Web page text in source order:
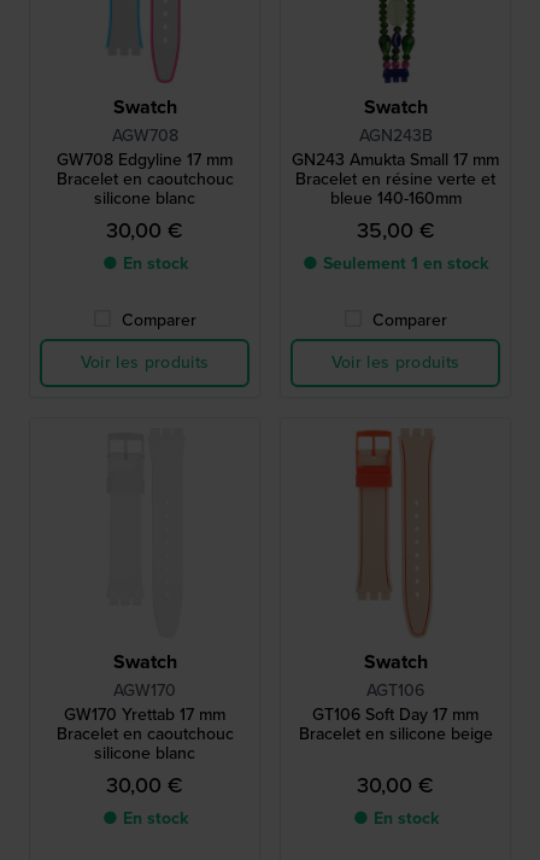
Swatch
AGW708
GW708 Edgyline 17 mm
Bracelet en caoutchouc
silicone blanc
30,00 €
● En stock
Comparer
Voir les produits
Swatch
AGN243B
GN243 Amukta Small 17 mm
Bracelet en résine verte et
bleue 140-160mm
35,00 €
● Seulement 1 en stock
Comparer
Voir les produits
Swatch
AGW170
GW170 Yrettab 17 mm
Bracelet en caoutchouc
silicone blanc
30,00 €
● En stock
Swatch
AGT106
GT106 Soft Day 17 mm
Bracelet en silicone beige
30,00 €
● En stock